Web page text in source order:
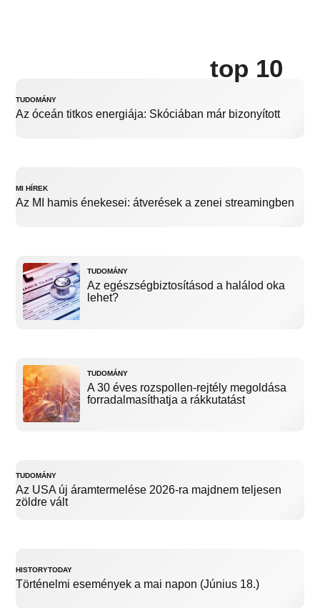
top 10
TUDOMÁNY
Az óceán titkos energiája: Skóciában már bizonyított
MI HÍREK
Az MI hamis énekesei: átverések a zenei streamingben
TUDOMÁNY
Az egészségbiztosításod a halálod oka
lehet?
TUDOMÁNY
A 30 éves rozspollen-rejtély megoldása
forradalmasíthatja a rákkutatást
TUDOMÁNY
Az USA új áramtermelése 2026-ra majdnem teljesen
zöldre vált
HISTORYTODAY
Történelmi események a mai napon (Június 18.)